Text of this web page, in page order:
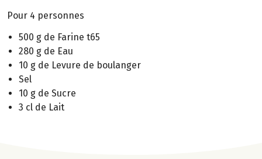
Pour 4 personnes
500 g de Farine t65
280 g de Eau
10 g de Levure de boulanger
Sel
10 g de Sucre
3 cl de Lait